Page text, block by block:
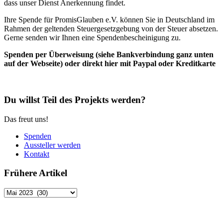
dass unser Dienst Anerkennung findet.
Ihre Spende für PromisGlauben e.V. können Sie in Deutschland im
Rahmen der geltenden Steuergesetzgebung von der Steuer absetzen.
Gerne senden wir Ihnen eine Spendenbescheinigung zu.
Spenden per Überweisung (siehe Bankverbindung ganz unten
auf der Webseite) oder direkt hier mit Paypal oder Kreditkarte
Du willst Teil des Projekts werden?
Das freut uns!
Spenden
Aussteller werden
Kontakt
Frühere Artikel
Frühere